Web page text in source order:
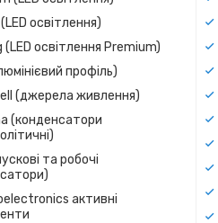
освітлення)
(LED освітлення Premium)
профіль)
(джерела живлення)
(конденсатори
та робочі
активні